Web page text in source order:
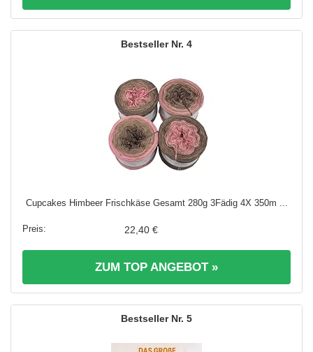
4
Cupcakes Himbeer Frischkäse Gesamt 280g 3Fädig 4X 350m ...
22,40 €
ZUM TOP ANGEBOT »
5